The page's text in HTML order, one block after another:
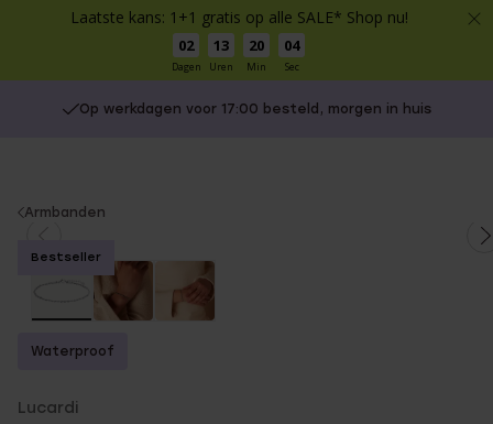
Laatste kans: 1+1 gratis op alle SALE* Shop nu!
02
Dagen
13
Uren
20
Min
04
Sec
Op werkdagen voor 17:00 besteld, morgen in huis
You
here:
Armbanden
Bestseller
Waterproof
Lucardi